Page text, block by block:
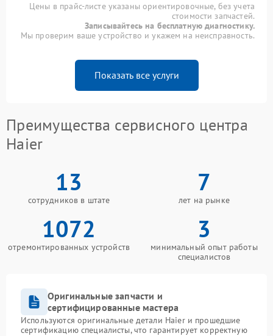
Цены в прайс-листе указаны ориентировочные, без учета
стоимости запчастей.
Записывайтесь на бесплатную диагностику.
Мы проверим ваше устройство и укажем на неисправность.
Показать все услуги
Преимущества сервисного центра
Haier
13
сотрудников в штате
7
лет на рынке
1072
отремонтированных устройств
3
минимальный опыт работы
специалистов
Оригинальные запчасти и
сертифицированные мастера
Используются оригинальные детали Haier и прошедшие
сертификацию специалисты, что гарантирует корректную